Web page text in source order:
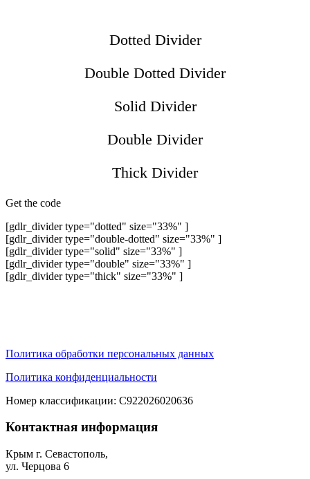
Dotted Divider
Double Dotted Divider
Solid Divider
Double Divider
Thick Divider
Get the code
[gdlr_divider type="dotted" size="33%" ]
[gdlr_divider type="double-dotted" size="33%" ]
[gdlr_divider type="solid" size="33%" ]
[gdlr_divider type="double" size="33%" ]
[gdlr_divider type="thick" size="33%" ]
Политика обработки персональных данных
Политика конфиденциальности
Номер классификации: С922026020636
Контактная информация
Крым г. Севастополь,
ул. Черцова 6